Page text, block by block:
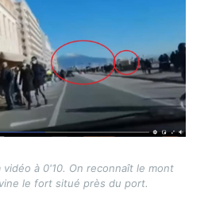
vidéo à 0'10. On reconnaît le mont
le fort situé près du port.